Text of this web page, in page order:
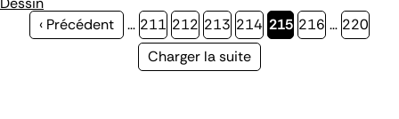
Page
‹ Précédent … Page
211 Page
212 Page
213 Page
214 Page
215 Page
216 … Page
220
Page
Charger la suite